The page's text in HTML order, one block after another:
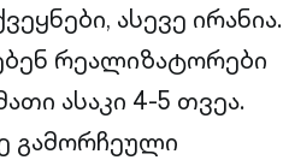
ასევე ირანია.
რეალიზატორები
ასაკი 4-5 თვეა.
გამორჩეული